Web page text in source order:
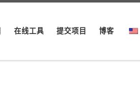
在线工具 提交项目 博客